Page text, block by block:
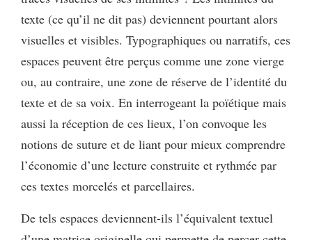
texte (ce qu’il ne dit pas) deviennent pourtant alors
visuelles et visibles. Typographiques ou narratifs, ces
espaces peuvent être perçus comme une zone vierge
ou, au contraire, une zone de réserve de l’identité du
texte et de sa voix. En interrogeant la poïétique mais
aussi la réception de ces lieux, l’on convoque les
notions de suture et de liant pour mieux comprendre
l’économie d’une lecture construite et rythmée par
ces textes morcelés et parcellaires.
De tels espaces deviennent-ils l’équivalent textuel